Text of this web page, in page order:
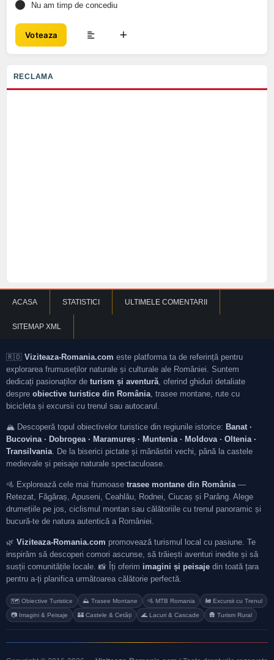
Nu am timp de concediu
Voteaza
RECLAMA
ACASA STATISTICI ULTIMELE COMENTARII
SITEMAP XML
🇷🇴 Viziteaza-Romania.com este platforma ta de referință pentru
explorarea frumuseților naturale și culturale ale României. Suntem
dedicați pasionaților de turism și aventură, oferind ghiduri detaliate
despre obiective turistice din România, trasee montane, rute cu
bicicleta și excursii cu trenul sau autocarul.
🏔️ Descoperă topul obiectivelor turistice din regiunile istorice: Banat ·
Bucovina · Dobrogea · Maramureș · Muntenia · Moldova · Oltenia ·
Transilvania. De la biserici pictate și mănăstiri vechi, până la castele
medievale și peisaje naturale spectaculoase.
🚵 Explorează cele mai frumoase trasee montane din România—
Retezat, Făgăraș, Apuseni, Ceahlău, Rodnei, Ciucaș și Parâng. Alege
drumețiile pe jos, ciclismul montan sau călătoriile cu trenul panoramic și
bucură-te de natura autentică a României.
🌿 Viziteaza-Romania.com promovează turismul local cu pasiune. Te
inspirăm să descoperi comori ascunse, să trăiești aventuri inedite și să
susții comunitățile locale. 📸 Îți oferim imagini și peisaje din toată țara
pentru a-ți planifica următoarea călătorie perfectă.
🗺️ Obiective Turistice ⛰️ Trasee Montane 🚵 MTB Romania 🚂 Excursii cu Trenul
📷 Imagini & Peisaje 🏰 Castele & Cetăți 🌊 Lacuri & Cascade 🛖 Turism Rural